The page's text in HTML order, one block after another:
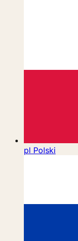
pl Polski